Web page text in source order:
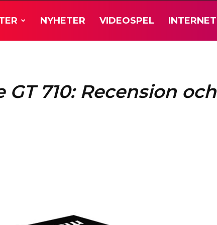
NYHETER VIDEOSPEL INTERNET
GT 710: Recension och